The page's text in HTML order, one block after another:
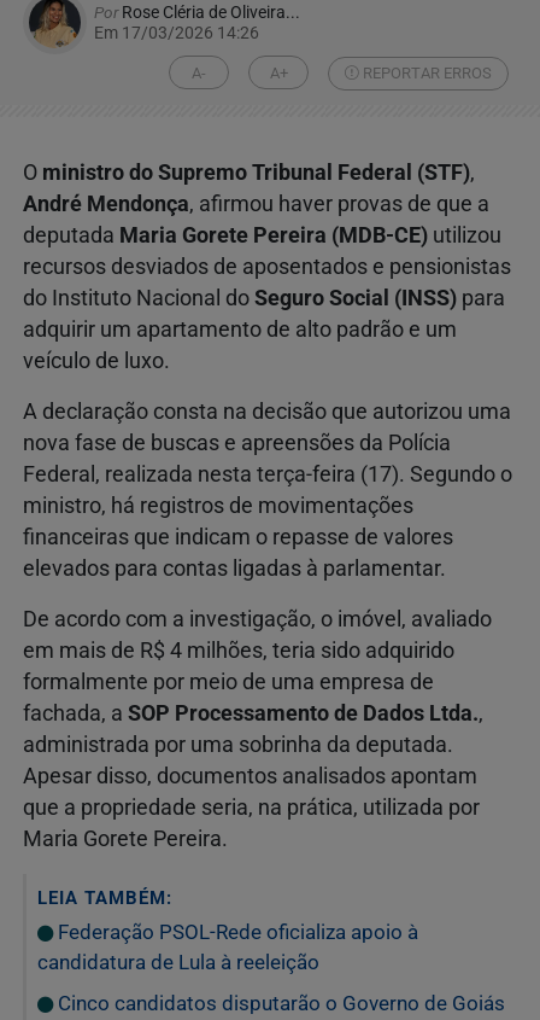
PorRose Cléria de Oliveira...
Em 17/03/2026 14:26
A- A+ REPORTAR ERROS
O ministro do Supremo Tribunal Federal (STF),
André Mendonça, afirmou haver provas de que a
deputada Maria Gorete Pereira (MDB-CE) utilizou
recursos desviados de aposentados e pensionistas
do Instituto Nacional do Seguro Social (INSS) para
adquirir um apartamento de alto padrão e um
veículo de luxo.
A declaração consta na decisão que autorizou uma
nova fase de buscas e apreensões da Polícia
Federal , realizada nesta terça-feira (17). Segundo o
ministro, há registros de movimentações
financeiras que indicam o repasse de valores
elevados para contas ligadas à parlamentar.
De acordo com a investigação, o imóvel, avaliado
em mais de R$ 4 milhões, teria sido adquirido
formalmente por meio de uma empresa de
fachada, a SOP Processamento de Dados Ltda.,
administrada por uma sobrinha da deputada.
Apesar disso, documentos analisados apontam
que a propriedade seria, na prática, utilizada por
Maria Gorete Pereira.
LEIA TAMBÉM:
Federação PSOL-Rede oficializa apoio à
candidatura de Lula à reeleição
Cinco candidatos disputarão o Governo de Goiás